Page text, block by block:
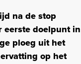
na de stop
eerste doelpunt
ploeg uit het
op het